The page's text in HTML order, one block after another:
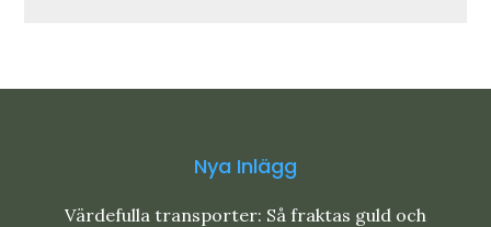
Nya Inlägg
Värdefulla transporter: Så fraktas guld och